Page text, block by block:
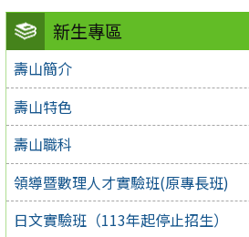
新生專區
壽山簡介
壽山特色
壽山職科
領導暨數理人才實驗班(原專長班)
日文實驗班（113年起停止招生）